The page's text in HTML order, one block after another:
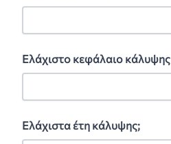
Ελάχιστο κεφάλαιο κάλυψης
Ελάχιστα έτη κάλυψης;